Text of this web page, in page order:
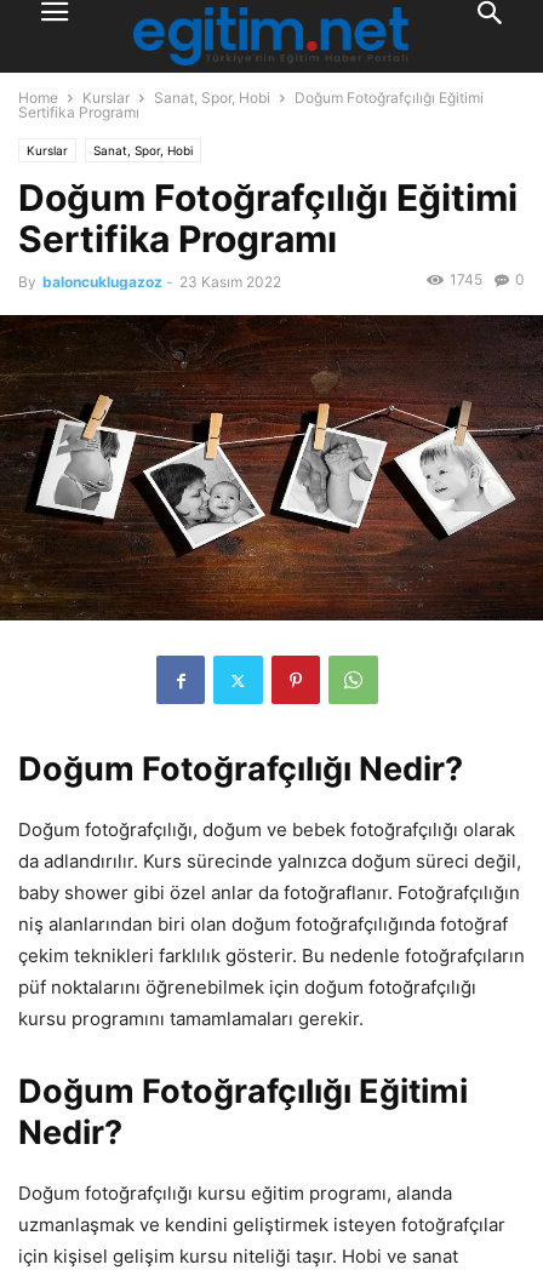
Home Kurslar Sanat, Spor, Hobi
Doğum Fotoğrafçılığı Eğitimi
Sertifika Programı
Kurslar Sanat, Spor, Hobi
Doğum Fotoğrafçılığı Eğitimi
Sertifika Programı
By baloncuklugazoz - 23 Kasım 2022 0
1745
Doğum Fotoğrafçılığı Nedir?
Doğum fotoğrafçılığı, doğum ve bebek fotoğrafçılığı olarak
da adlandırılır. Kurs sürecinde yalnızca doğum süreci değil,
baby shower gibi özel anlar da fotoğraflanır. Fotoğrafçılığın
niş alanlarından biri olan doğum fotoğrafçılığında fotoğraf
çekim teknikleri farklılık gösterir. Bu nedenle fotoğrafçıların
püf noktalarını öğrenebilmek için doğum fotoğrafçılığı
kursu programını tamamlamaları gerekir.
Doğum Fotoğrafçılığı Eğitimi
Nedir?
Doğum fotoğrafçılığı kursu eğitim programı, alanda
uzmanlaşmak ve kendini geliştirmek isteyen fotoğrafçılar
için kişisel gelişim kursu niteliği taşır. Hobi ve sanat